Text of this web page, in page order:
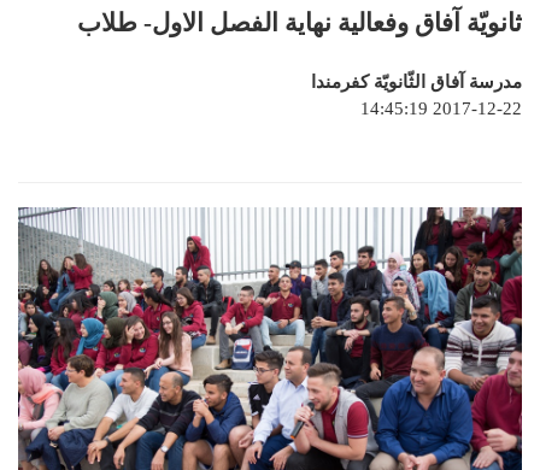
ثانويّة آفاق وفعالية نهاية الفصل الاول- طلاب
مدرسة آفاق الثّانويّة كفرمندا
2017-12-22 14:45:19